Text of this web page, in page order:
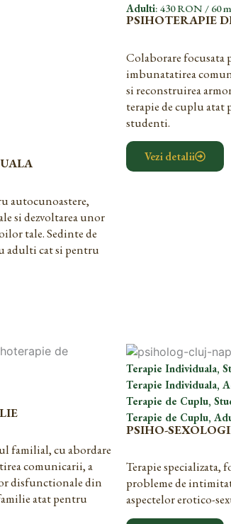
autocunoastere,
si dezvoltarea unor
tale. Sedinte de
adulti cat si pentru
Adulti: 430 RON / 60
PSIHOTERAPIE
Colaborare focusata
imbunatatirea
si reconstruirea
terapie de cuplu
studenti.
Vezi detalii
familial, cu abordare
comunicarii, a
disfunctionale din
atat pentru
Terapie Individuala,
Terapie Individuala,
Terapie de Cuplu,
Terapie de Cuplu,
PSIHO-
Terapie specializata,
probleme de
aspectelor erotico-